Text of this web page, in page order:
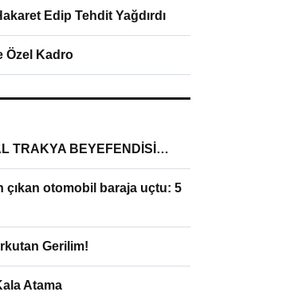
Edip Tehdit Yağdırdı
Özel Kadro
TRAKYA BEYEFENDİSİ…
çıkan otomobil baraja uçtu: 5
Gerilim!
Atama